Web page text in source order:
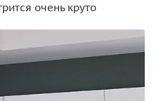
очень круто